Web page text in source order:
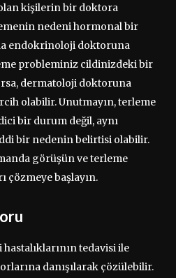
kişilerin bir doktora
nedeni hormonal bir
endokrinoloji doktoruna
probleminiz cildinizdeki bir
dermatoloji doktoruna
olabilir. Unutmayın, terleme
bir durum değil, aynı
bir nedenin belirtisi olabilir.
görüşün ve terleme
çözmeye başlayın.
tedavisi ile
danışılarak çözülebilir.